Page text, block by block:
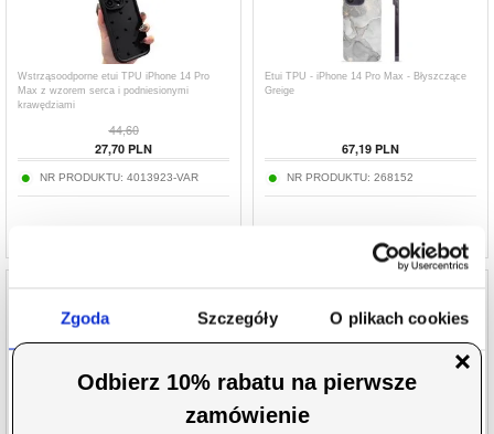
Zgoda Szczegóły O plikach cookies
Niniejsza strona korzysta z plików cookie
Wstrząsoodporne etui TPU iPhone 14 Pro
Max z wzorem serca i podniesionymi
krawędziami
44,60
27,70 PLN
NR PRODUKTU: 4013923-VAR
Etui TPU - iPhone 14 Pro Max - Błyszczące
Greige
67,19 PLN
NR PRODUKTU: 268152
Etui TPU - iPhone 14 Pro Max - Dania
Etui TPU - iPhone 14 Pro Max - Duńska
Flaga